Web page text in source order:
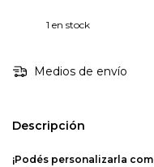
1 en stock
Medios de envío
Descripción
¡Podés personalizarla